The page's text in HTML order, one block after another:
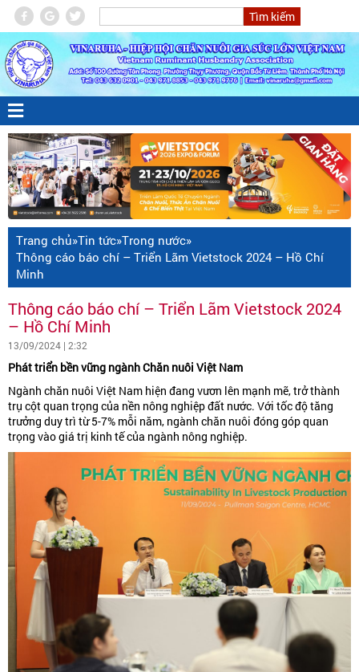
Trang chủ»Tin tức»Trong nước»
Thông cáo báo chí – Triển Lãm Vietstock 2024 – Hồ Chí
Minh
Thông cáo báo chí – Triển Lãm Vietstock 2024
– Hồ Chí Minh
13/09/2024 | 2:32
Phát triển bền vững ngành Chăn nuôi Việt Nam
Ngành chăn nuôi Việt Nam hiện đang vươn lên mạnh mẽ, trở thành
trụ cột quan trọng của nền nông nghiệp đất nước. Với tốc độ tăng
trưởng duy trì từ 5-7% mỗi năm, ngành chăn nuôi đóng góp quan
trọng vào giá trị kinh tế của ngành nông nghiệp.